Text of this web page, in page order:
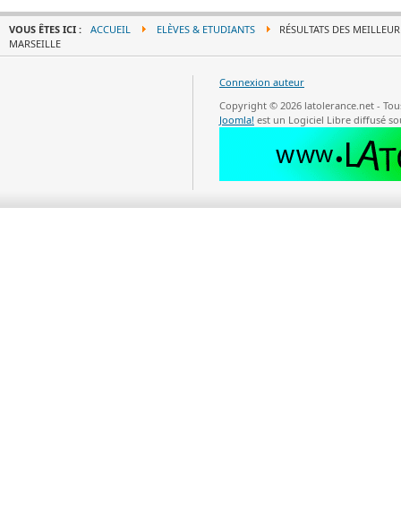
VOUS ÊTES ICI : ACCUEIL ELÈVES & ETUDIANTS
RÉSULTATS DES
MARSEILLE
Connexion auteur
Copyright © 2026 latolerance.net -
Joomla! est un Logiciel Libre diffusé